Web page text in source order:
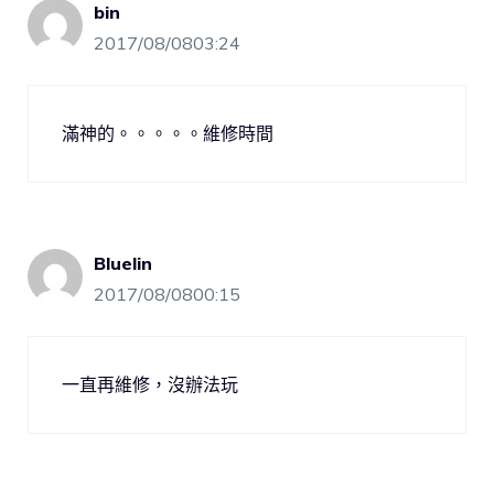
bin
2017/08/0803:24
滿神的。。。。。維修時間
Bluelin
2017/08/0800:15
一直再維修，沒辦法玩